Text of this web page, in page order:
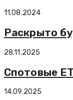
11.08.2024
Раскрыто
28.11.2025
Спотовые
14.09.2025